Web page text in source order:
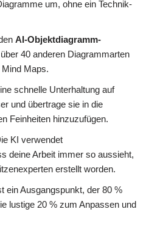
um, ohne ein Technik-
AI-Objektdiagramm-
40 anderen Diagrammarten
Maps.
schnelle Unterhaltung auf
und übertrage sie in die
Feinheiten hinzuzufügen.
KI verwendet
deine Arbeit immer so aussieht,
erstellt worden.
ein Ausgangspunkt, der 80 %
lustige 20 % zum Anpassen und